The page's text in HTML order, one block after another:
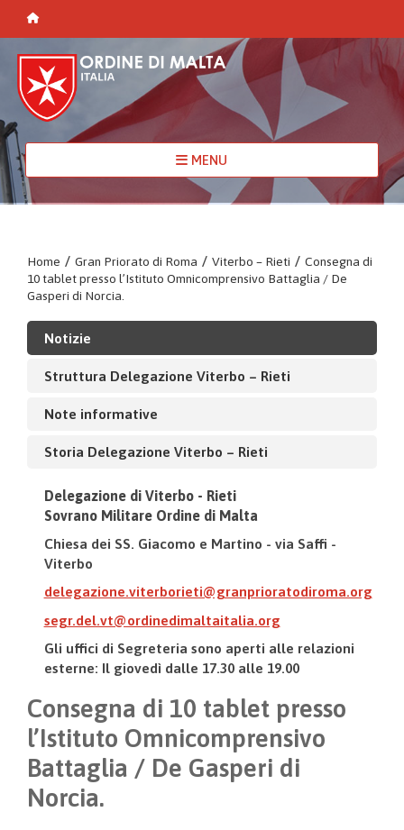
MENU
Home / Gran Priorato di Roma / Viterbo – Rieti / Consegna di
10 tablet presso l’Istituto Omnicomprensivo Battaglia / De
Gasperi di Norcia.
Notizie
Struttura Delegazione Viterbo – Rieti
Note informative
Storia Delegazione Viterbo – Rieti
Delegazione di Viterbo - Rieti
Sovrano Militare Ordine di Malta
Chiesa dei SS. Giacomo e Martino - via Saffi -
Viterbo
delegazione.viterborieti@granprioratodiroma.org
segr.del.vt@ordinedimaltaitalia.org
Gli uffici di Segreteria sono aperti alle relazioni
esterne: Il giovedì dalle 17.30 alle 19.00
Consegna di 10 tablet presso
l’Istituto Omnicomprensivo
Battaglia / De Gasperi di
Norcia.